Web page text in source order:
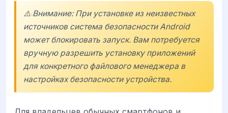
⚠️ Внимание: При установке из неизвестных
источников система безопасности Android
может блокировать запуск. Вам потребуется
вручную разрешить установку приложений
для конкретного файлового менеджера в
настройках безопасности устройства.